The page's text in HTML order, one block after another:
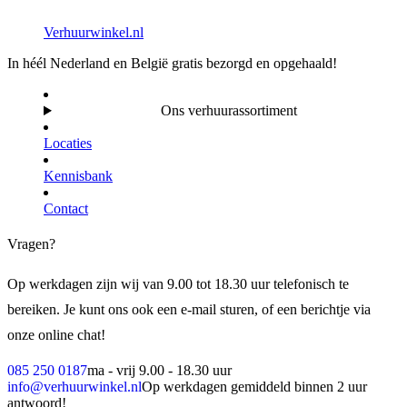
Verhuurwinkel.nl
In héél Nederland en België gratis bezorgd en opgehaald!
Ons verhuurassortiment
Locaties
Kennisbank
Contact
Vragen?
Op werkdagen zijn wij van 9.00 tot 18.30 uur telefonisch te
bereiken. Je kunt ons ook een e-mail sturen, of een berichtje via
onze online chat!
085 250 0187ma - vrij 9.00 - 18.30 uur
info@verhuurwinkel.nlOp werkdagen gemiddeld binnen 2 uur
antwoord!